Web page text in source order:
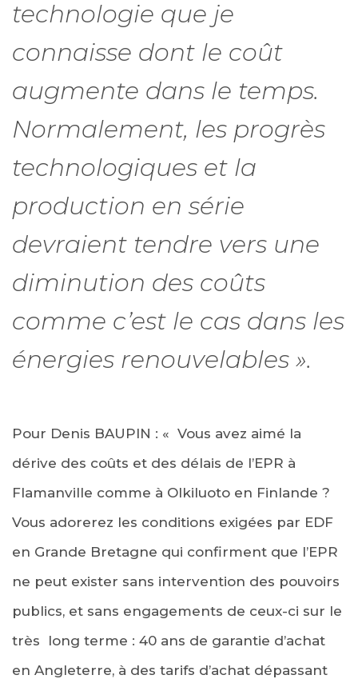
technologie que je
connaisse dont le coût
augmente dans le temps.
Normalement, les progrès
technologiques et la
production en série
devraient tendre vers une
diminution des coûts
comme c’est le cas dans les
énergies renouvelables ».
Pour Denis BAUPIN : « Vous avez aimé la
dérive des coûts et des délais de l’EPR à
Flamanville comme à Olkiluoto en Finlande ?
Vous adorerez les conditions exigées par EDF
en Grande Bretagne qui confirment que l’EPR
ne peut exister sans intervention des pouvoirs
publics, et sans engagements de ceux-ci sur le
très long terme : 40 ans de garantie d’achat
en Angleterre, à des tarifs d’achat dépassant